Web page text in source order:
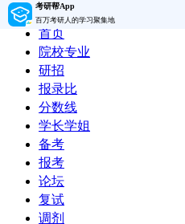
考研帮App
百万考研人的学习聚集地
首页
院校专业
研招
报录比
分数线
学长学姐
备考
报考
论坛
复试
调剂